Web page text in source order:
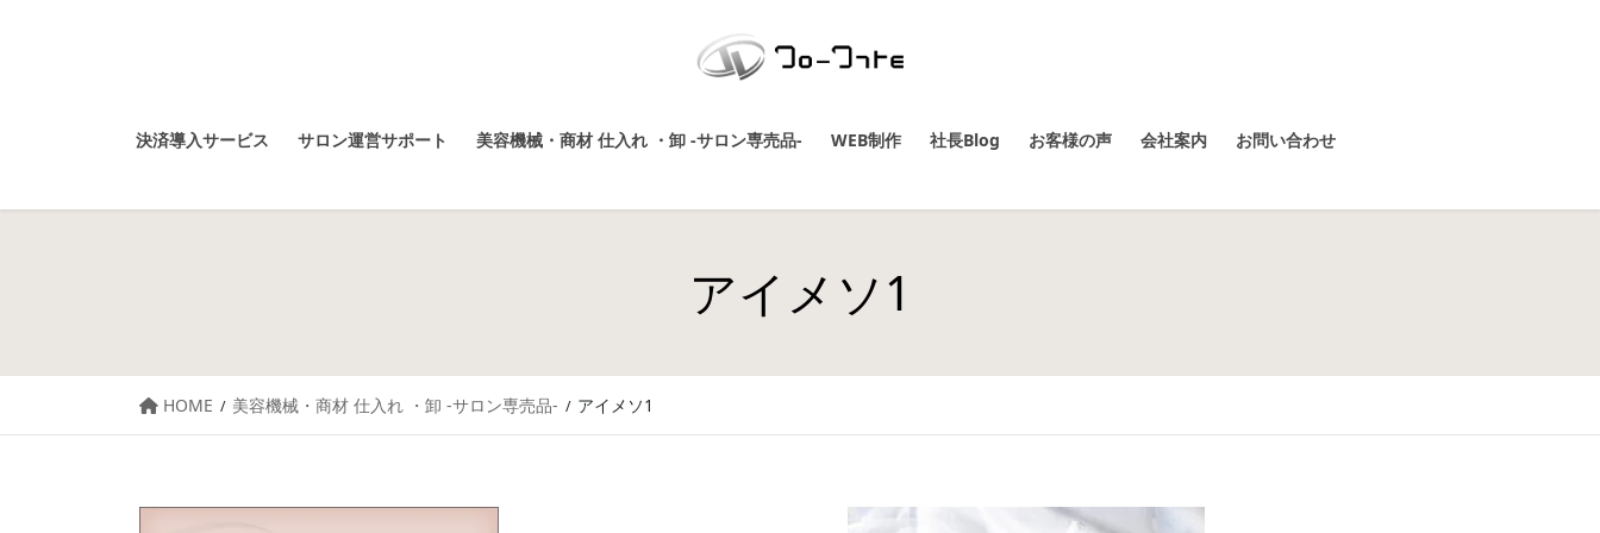
決済導入サービス サロン運営サポート 美容機械・商材 仕入れ ・卸 -サロン専売品- WEB制作 社長Blog お客様の声 会社案内 お問い合わせ
アイメソ1
HOME 美容機械・商材 仕入れ ・卸 -サロン専売品- アイメソ1